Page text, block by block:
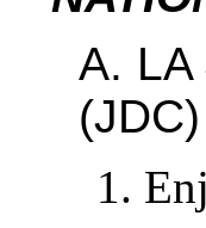
A. LA
(JDC)
1.